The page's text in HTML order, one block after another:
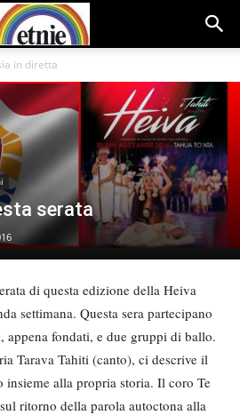
in diretta
serata
di questa edizione della Heiva
settimana. Questa sera partecipano
appena fondati, e due gruppi di ballo.
Tarava Tahiti (canto), ci descrive il
alla propria storia. Il coro Te
ritorno della parola autoctona alla